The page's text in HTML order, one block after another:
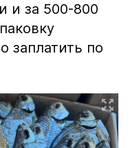
и за 500-800
заплатить по